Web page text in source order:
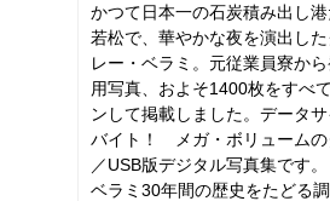
かつて日本一の石炭積み出し
若松で、華やかな夜を演出し
レー・ベラミ。元従業員寮か
用写真、およそ1400枚をすべ
ンして掲載しました。データ
バイト！ メガ・ボリュームの
／USB版デジタル写真集です。
ベラミ30年間の歴史をたどる